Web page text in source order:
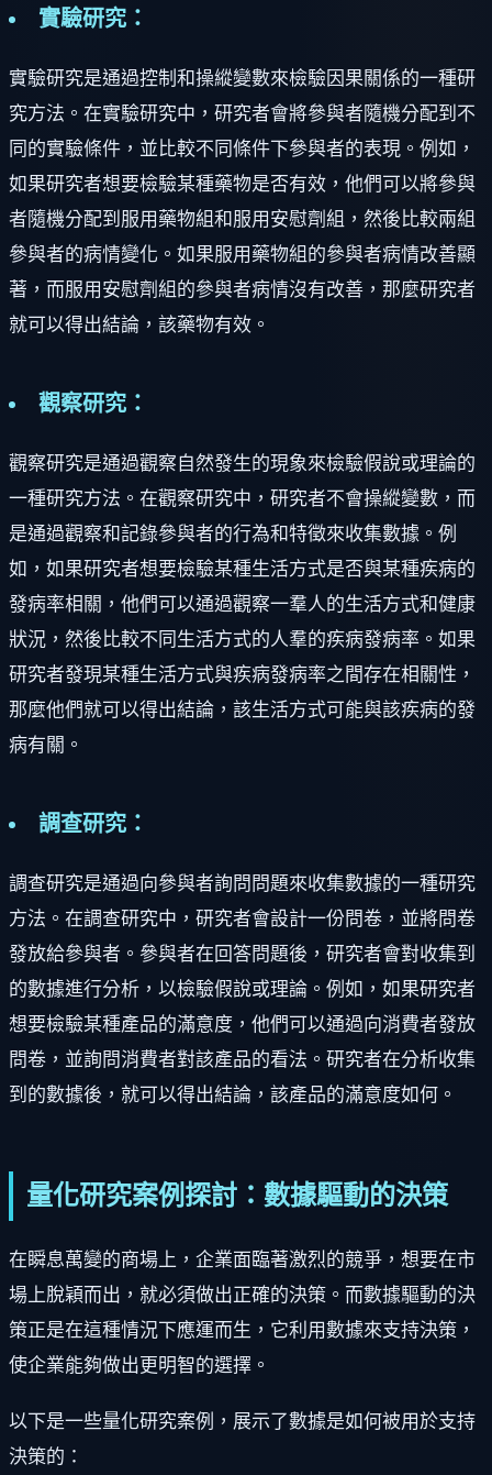
實驗研究：
實驗研究是通過控制和操縱變數來檢驗因果關係的一種研
究方法。在實驗研究中，研究者會將參與者隨機分配到不
同的實驗條件，並比較不同條件下參與者的表現。例如，
如果研究者想要檢驗某種藥物是否有效，他們可以將參與
者隨機分配到服用藥物組和服用安慰劑組，然後比較兩組
參與者的病情變化。如果服用藥物組的參與者病情改善顯
著，而服用安慰劑組的參與者病情沒有改善，那麼研究者
就可以得出結論，該藥物有效。
觀察研究：
觀察研究是通過觀察自然發生的現象來檢驗假說或理論的
一種研究方法。在觀察研究中，研究者不會操縱變數，而
是通過觀察和記錄參與者的行為和特徵來收集數據。例
如，如果研究者想要檢驗某種生活方式是否與某種疾病的
發病率相關，他們可以通過觀察一羣人的生活方式和健康
狀況，然後比較不同生活方式的人羣的疾病發病率。如果
研究者發現某種生活方式與疾病發病率之間存在相關性，
那麼他們就可以得出結論，該生活方式可能與該疾病的發
病有關。
調查研究：
調查研究是通過向參與者詢問問題來收集數據的一種研究
方法。在調查研究中，研究者會設計一份問卷，並將問卷
發放給參與者。參與者在回答問題後，研究者會對收集到
的數據進行分析，以檢驗假說或理論。例如，如果研究者
想要檢驗某種產品的滿意度，他們可以通過向消費者發放
問卷，並詢問消費者對該產品的看法。研究者在分析收集
到的數據後，就可以得出結論，該產品的滿意度如何。
量化研究案例探討：數據驅動的決策
在瞬息萬變的商場上，企業面臨著激烈的競爭，想要在市
場上脫穎而出，就必須做出正確的決策。而數據驅動的決
策正是在這種情況下應運而生，它利用數據來支持決策，
使企業能夠做出更明智的選擇。
以下是一些量化研究案例，展示了數據是如何被用於支持
決策的：